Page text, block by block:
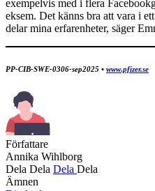
exempelvis med i flera
eksem. Det känns bra att vara i
delar mina erfarenheter, säger
PP-CIB-SWE-0306-sep2025 • www.pfizer.se
Författare
Annika Wihlborg
Dela Dela Dela Dela
Ämnen